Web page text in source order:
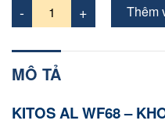
Thêm
MÔ TẢ
KITOS AL WF68 –